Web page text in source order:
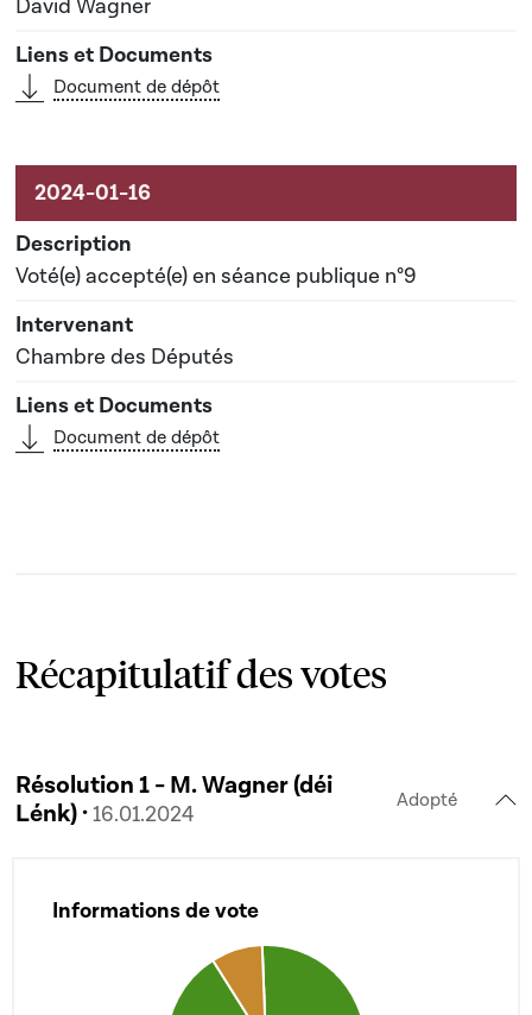
David Wagner
Document de dépôt
Voté(e) accepté(e) en séance publique n°9
Chambre des Députés
Document de dépôt
Récapitulatif des votes
Résolution 1 - M. Wagner (déi
Lénk) ·16.01.2024
Adopté
Informations de vote